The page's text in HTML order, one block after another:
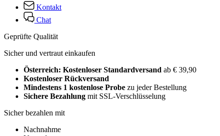
Kontakt
Chat
Geprüfte Qualität
Sicher und vertraut einkaufen
Österreich: Kostenloser Standardversand ab € 39,90
Kostenloser Rückversand
Mindestens 1 kostenlose Probe zu jeder Bestellung
Sichere Bezahlung mit SSL-Verschlüsselung
Sicher bezahlen mit
Nachnahme